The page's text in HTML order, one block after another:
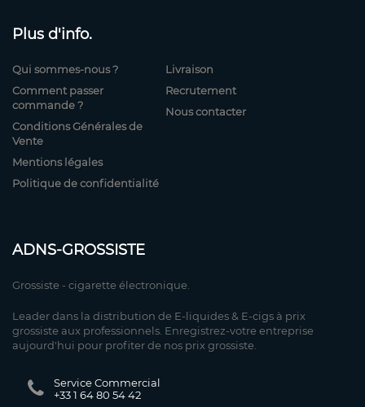
Plus d'info.
Qui sommes-nous ?
Comment passer
commande ?
Conditions Générales de
Vente
Mentions légales
Politique de confidentialité
Livraison
Recrutement
Nous contacter
ADNS-GROSSISTE
Grossiste - cigarette électronique.
Leader dans la distribution de E-liquides & E-cigs à prix
grossiste aux professionnels. Enregistrez-votre entreprise
aujourd'hui pour profiter de nos prix grossiste.
Service Commercial
+33 1 64 80 54 42